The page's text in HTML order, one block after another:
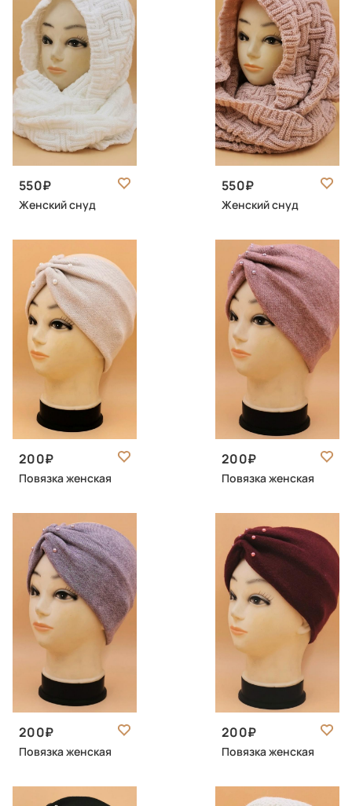
550
Женский снуд
550
Женский снуд
200
Повязка женская
200
Повязка женская
200
Повязка женская
200
Повязка женская